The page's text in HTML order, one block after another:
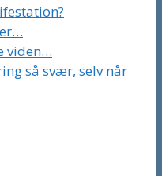
viden…
så svær, selv når